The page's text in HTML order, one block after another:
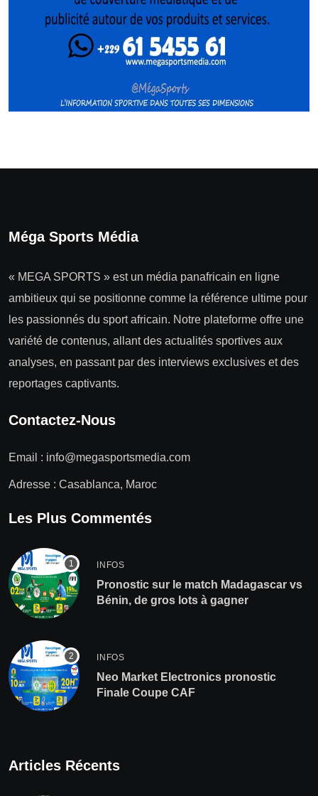
Méga Sports Média
« MEGA SPORTS » est un média panafricain en ligne
ambitieux qui se positionne comme la référence ultime pour
les passionnés du sport africain. Notre plateforme offre une
variété de contenus, allant des actualités sportives aux
analyses, en passant par des interviews exclusives et des
reportages captivants.
Contactez-Nous
Email : info@megasportsmedia.com
Adresse : Casablanca, Maroc
Les Plus Commentés
INFOS
Pronostic sur le match Madagascar vs
Bénin, de gros lots à gagner
INFOS
Neo Market Electronics pronostic
Finale Coupe CAF
Articles Récents